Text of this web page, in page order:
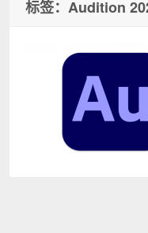
标签：Audition